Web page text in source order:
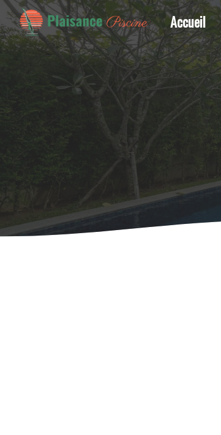
Accueil
Panneau de gestion des cookies